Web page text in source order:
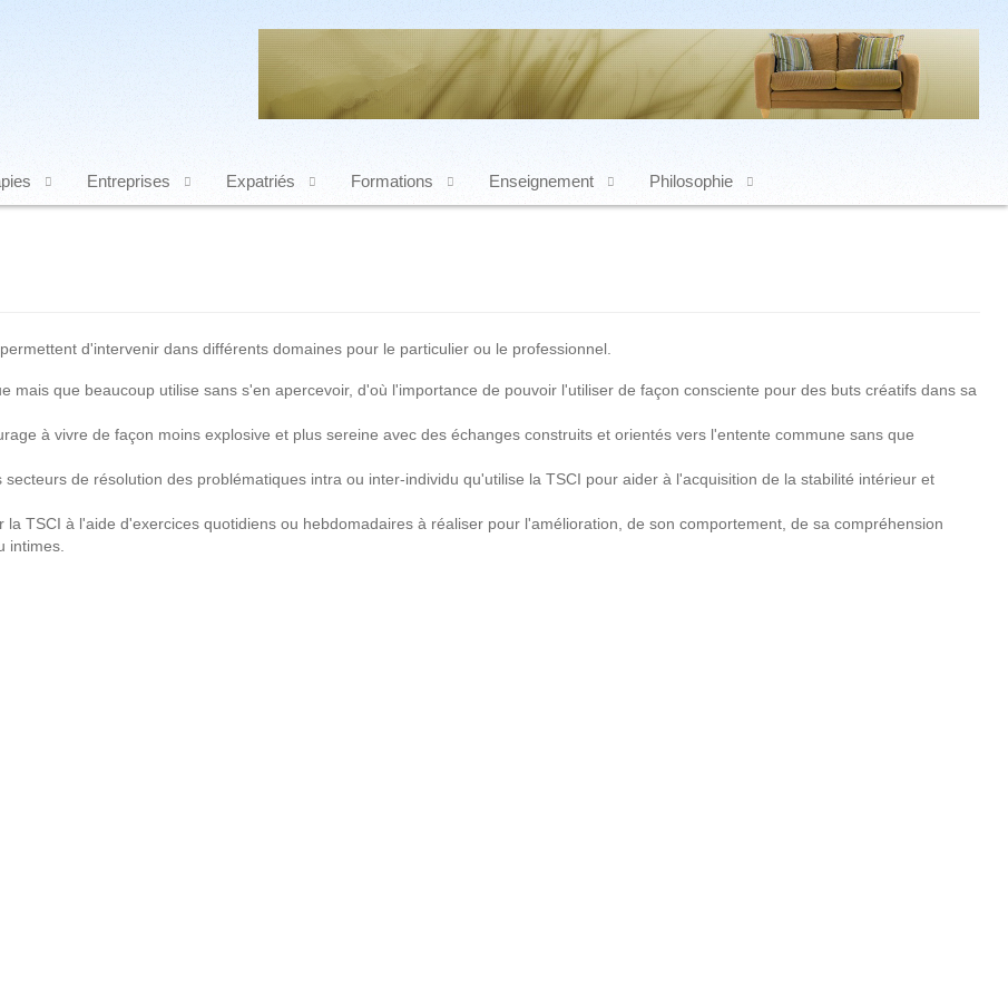
Entreprises Expatriés Formations Enseignement Philosophie
d'intervenir dans différents domaines pour le particulier ou le professionnel.
mais que beaucoup utilise sans s'en apercevoir, d'où l'importance de pouvoir l'utiliser de façon consciente pour des buts créatifs dans sa
à vivre de façon moins explosive et plus sereine avec des échanges construits et orientés vers l'entente commune sans que
de résolution des problématiques intra ou inter-individu qu'utilise la TSCI pour aider à l'acquisition de la stabilité intérieur et
TSCI à l'aide d'exercices quotidiens ou hebdomadaires à réaliser pour l'amélioration, de son comportement, de sa compréhension
intimes.